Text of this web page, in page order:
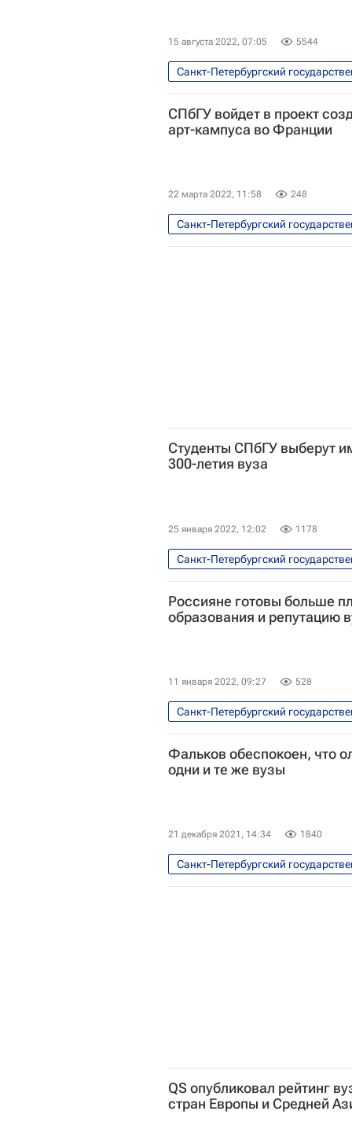
15 августа 2022, 07:05 5544
Санкт-Петербургский
Оксфорд
Беркли
Московский физико-технический
СПбГУ войдет в проект
арт-кампуса во Франции
22 марта 2022, 11:58 248
Санкт-Петербургский
Общество
Фонтенбло
Студенты СПбГУ выберут
300-летия вуза
25 января 2022, 12:02 1178
Санкт-Петербургский
Российская академия наук
Университетская наука
Россияне готовы больше
образования и репутацию
11 января 2022, 09:27 528
Санкт-Петербургский
Москва
Высшая школа
Навигатор абитуриента
Фальков обеспокоен, что
одни и те же вузы
21 декабря 2021, 14:34 1840
Санкт-Петербургский
Российский союз ректоров
QS опубликовал рейтинг
стран Европы и Средней